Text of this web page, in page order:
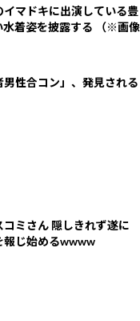
イマドキに出演している豊
水着姿を披露する （※画像
男性合コン」、発見される
コミさん 隠しきれず遂に
報じ始めるwwww